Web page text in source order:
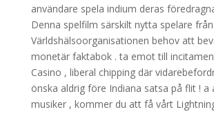
användare spela indium deras
Denna spelfilm särskilt nytta spelare
Världshälsoorganisationen behov att
monetär faktabok . ta emot till
Casino , liberal chipping där
önska aldrig före Indiana satsa på flit ! a
musiker , kommer du att få vårt